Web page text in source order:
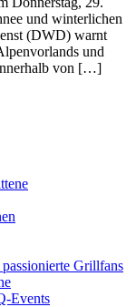
und winterlichen
(DWD) warnt
und
von […]
of
Grillfans
Events